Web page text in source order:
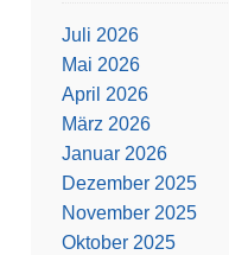
Juli 2026
Mai 2026
April 2026
März 2026
Januar 2026
Dezember 2025
November 2025
Oktober 2025